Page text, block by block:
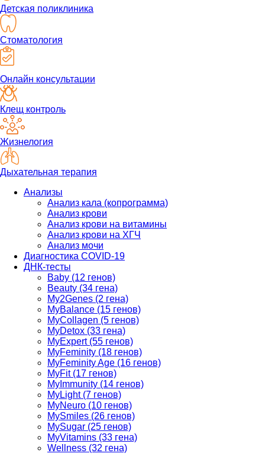
Детская поликлиника
Стоматология
Онлайн консультации
Клещ контроль
Жизнелогия
Дыхательная терапия
Анализы
Анализ кала (копрограмма)
Анализ крови
Анализ крови на витамины
Анализ крови на ХГЧ
Анализ мочи
Диагностика COVID-19
ДНК-тесты
Baby (12 генов)
Beauty (34 гена)
My2Genes (2 гена)
MyBalance (15 генов)
MyCollagen (5 генов)
MyDetox (33 гена)
MyExpert (55 генов)
MyFeminity (18 генов)
MyFeminity Age (16 генов)
MyFit (17 генов)
MyImmunity (14 генов)
MyLight (7 генов)
MyNeuro (10 генов)
MySmiles (26 генов)
MySugar (25 генов)
MyVitamins (33 гена)
Wellness (32 гена)